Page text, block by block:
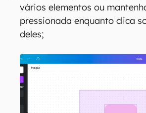
vários elementos ou
pressionada enquanto clica
deles;